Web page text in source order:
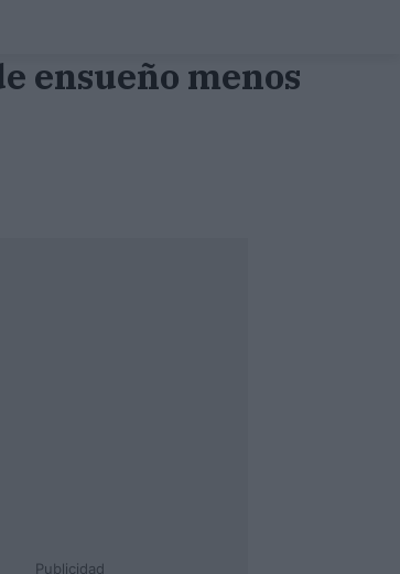
ensueño menos
Publicidad